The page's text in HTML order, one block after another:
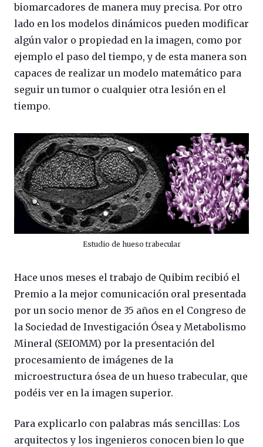
biomarcadores de manera muy precisa. Por otro
lado en los modelos dinámicos pueden modificar
algún valor o propiedad en la imagen, como por
ejemplo el paso del tiempo, y de esta manera son
capaces de realizar un modelo matemático para
seguir un tumor o cualquier otra lesión en el
tiempo.
Estudio de hueso trabecular
Hace unos meses el trabajo de Quibim recibió el
Premio a la mejor comunicación oral presentada
por un socio menor de 35 años en el Congreso de
la Sociedad de Investigación Ósea y Metabolismo
Mineral (SEIOMM) por la presentación del
procesamiento de imágenes de la
microestructura ósea de un hueso trabecular, que
podéis ver en la imagen superior.
Para explicarlo con palabras más sencillas: Los
arquitectos y los ingenieros conocen bien lo que